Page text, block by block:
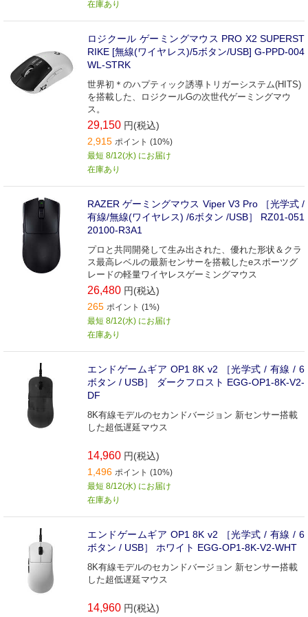
在庫あり
ロジクール ゲーミングマウス PRO X2 SUPERST
RIKE [無線(ワイヤレス)/5ボタン/USB] G-PPD-004
WL-STRK
世界初＊のハプティック誘導トリガーシステム(HITS)
を搭載した、ロジクールGの次世代ゲーミングマウ
ス。
29,150 円(税込)
2,915 ポイント (10%)
最短 8/12(水) にお届け
在庫あり
RAZER ゲーミングマウス Viper V3 Pro ［光学式 /
有線/無線(ワイヤレス) /6ボタン /USB］ RZ01-051
20100-R3A1
プロと共同開発して生み出された、優れた形状＆クラ
ス最高レベルの最新センサーを搭載したeスポーツグ
レードの軽量ワイヤレスゲーミングマウス
26,480 円(税込)
265 ポイント (1%)
最短 8/12(水) にお届け
在庫あり
エンドゲームギア OP1 8K v2 ［光学式 / 有線 / 6
ボタン / USB］ ダークフロスト EGG-OP1-8K-V2-
DF
8K有線モデルのセカンドバージョン 新センサー搭載
した超低遅延マウス
14,960 円(税込)
1,496 ポイント (10%)
最短 8/12(水) にお届け
在庫あり
エンドゲームギア OP1 8K v2 ［光学式 / 有線 / 6
ボタン / USB］ ホワイト EGG-OP1-8K-V2-WHT
8K有線モデルのセカンドバージョン 新センサー搭載
した超低遅延マウス
14,960 円(税込)